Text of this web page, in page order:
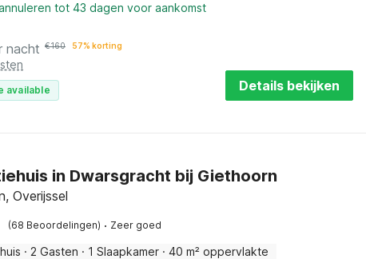
tot 43 dagen voor aankomst
nacht €160 57% korting
available Details bekijken
in Dwarsgracht bij Giethoorn
Overijssel
(68 Beoordelingen) · Zeer goed
· 2 Gasten · 1 Slaapkamer · 40 m² oppervlakte